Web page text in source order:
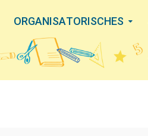
ORGANISATORISCHES